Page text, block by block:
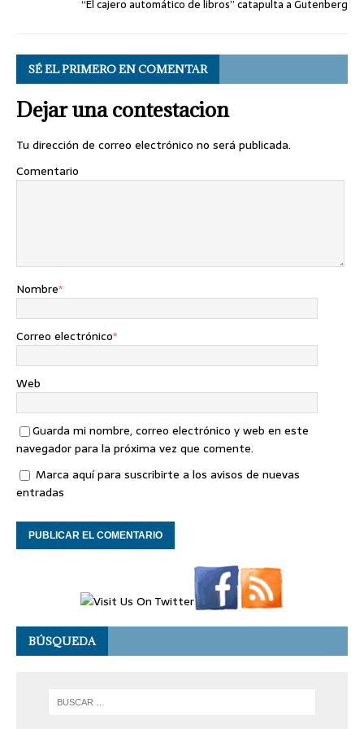
“El cajero automático de libros” catapulta a Gutenberg
SÉ EL PRIMERO EN COMENTAR
Dejar una contestacion
Tu dirección de correo electrónico no será publicada.
Comentario
Nombre*
Correo electrónico*
Web
Guarda mi nombre, correo electrónico y web en este
navegador para la próxima vez que comente.
Marca aquí para suscribirte a los avisos de nuevas
entradas
BÚSQUEDA